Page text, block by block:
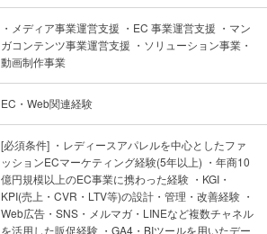
・メディア事業運営支援 ・EC 事業運営支援 ・マン
ガコンテンツ事業運営支援 ・ソリューション事業・
動画制作事業
EC・Web関連経験
[必須条件] ・レディースアパレルを中心としたファ
ッションECマーケティング経験(5年以上) ・年商10
億円規模以上のEC事業に携わった経験 ・KGI・
KPI(売上・CVR・LTV等)の設計・管理・改善経験 ・
Web広告・SNS・メルマガ・LINEなど複数チャネル
を活用した販促経験 ・GA4・BIツールを用いたデー